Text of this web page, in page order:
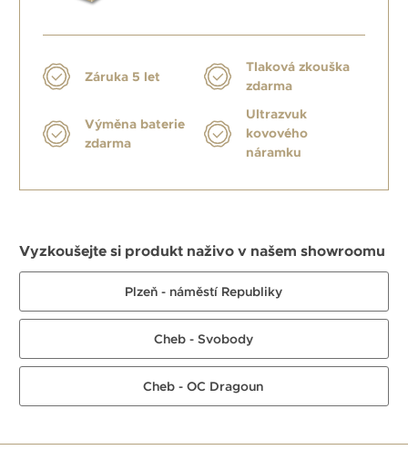
Záruka 5 let
Tlaková zkouška
zdarma
Výměna baterie
zdarma
Ultrazvuk
kovového
náramku
Vyzkoušejte si produkt naživo v našem showroomu
Plzeň - náměstí Republiky
Cheb - Svobody
Cheb - OC Dragoun